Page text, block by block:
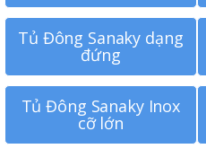
Tủ Đông Sanaky dạng
đứng
Tủ Đông Sanaky Inox
cỡ lớn